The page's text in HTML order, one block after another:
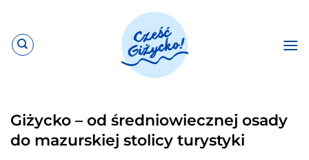
zawartości
Giżycko – od średniowiecznej osady
do mazurskiej stolicy turystyki